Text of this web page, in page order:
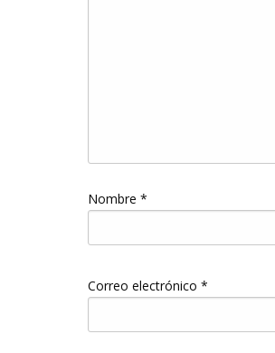
Nombre *
Correo electrónico *